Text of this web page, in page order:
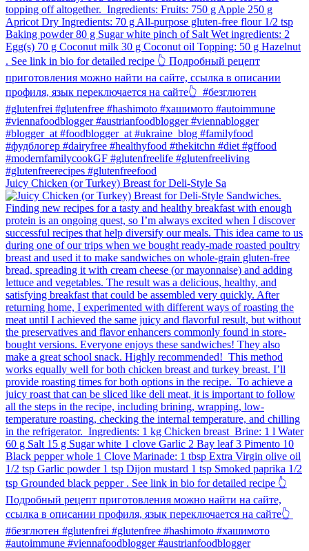
Juicy Chicken (or Turkey) Breast for Deli-Style Sa